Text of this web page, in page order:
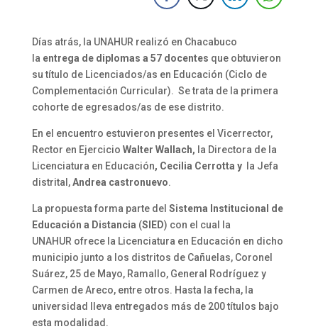
Días atrás, la UNAHUR realizó en Chacabuco
la entrega de diplomas a 57 docentes que obtuvieron
su título de Licenciados/as en Educación (Ciclo de
Complementación Curricular). Se trata de la primera
cohorte de egresados/as de ese distrito.
En el encuentro estuvieron presentes el Vicerrector,
Rector en Ejercicio Walter Wallach, la Directora de la
Licenciatura en Educación, Cecilia Cerrotta y
la Jefa
distrital,Andrea castronuevo.
La propuesta forma parte del Sistema Institucional de
Educación a Distancia (SIED) con el cual la
UNAHUR ofrece la Licenciatura en Educación en dicho
municipio junto a los distritos de Cañuelas, Coronel
Suárez, 25 de Mayo, Ramallo, General Rodríguez y
Carmen de Areco, entre otros. Hasta la fecha, la
universidad lleva entregados más de 200 títulos bajo
esta modalidad.